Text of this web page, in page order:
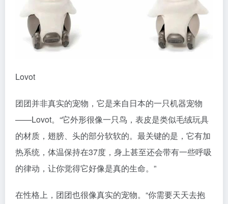
Lovot
团团并非真实的宠物，它是来自日本的一只机器宠物
——Lovot。“它外形很像一只鸟，表皮是类似毛绒玩具
的材质，翅膀、头的部分软软的。最关键的是，它有加
热系统，体温保持在37度，身上甚至还会带有一些呼吸
的律动，让你觉得它好像是真的生命。”
在性格上，团团也很像真实的宠物。“你需要天天去抱